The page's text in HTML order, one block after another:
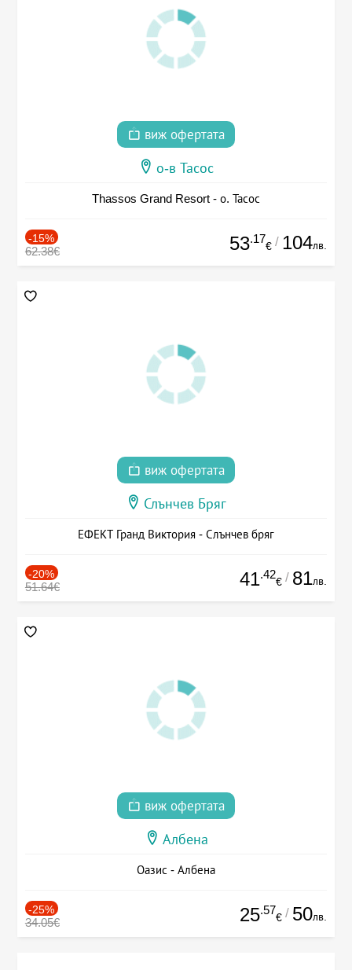
виж офертата
о-в Тасос
Thassos Grand Resort - о. Тасос
-15%
62.38€ 53.17
€ / 104лв.
виж офертата
Слънчев Бряг
ЕФЕКТ Гранд Виктория - Слънчев бряг
-20%
51.64€ 41.42
€ / 81лв.
виж офертата
Албена
Оазис - Албена
-25%
34.05€ 25.57
€ / 50лв.